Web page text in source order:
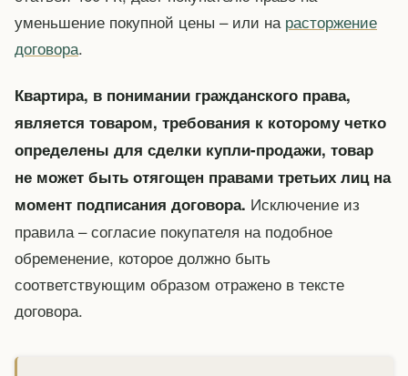
уменьшение покупной цены – или на расторжение
договора.
Квартира, в понимании гражданского права,
является товаром, требования к которому четко
определены для сделки купли-продажи, товар
не может быть отягощен правами третьих лиц на
момент подписания договора. Исключение из
правила – согласие покупателя на подобное
обременение, которое должно быть
соответствующим образом отражено в тексте
договора.